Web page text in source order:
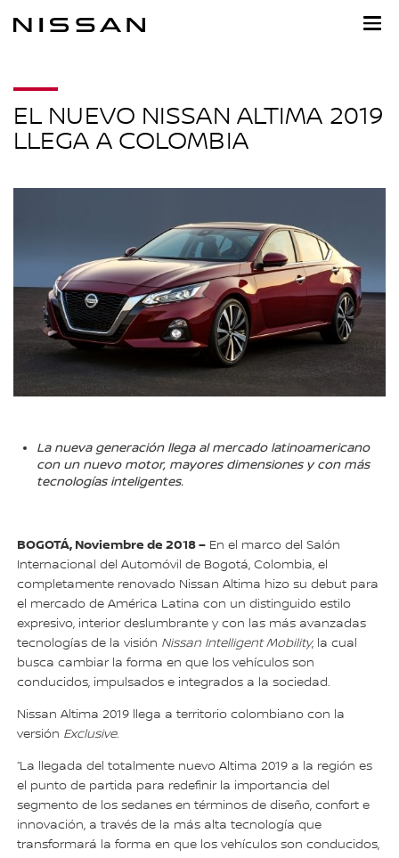
EL NUEVO NISSAN ALTIMA 2019
LLEGA A COLOMBIA
La nueva generación llega al mercado latinoamericano
con un nuevo motor, mayores dimensiones y con más
tecnologías inteligentes.
BOGOTÁ, Noviembre de 2018 – En el marco del Salón
Internacional del Automóvil de Bogotá, Colombia, el
completamente renovado Nissan Altima hizo su debut para
el mercado de América Latina con un distinguido estilo
expresivo, interior deslumbrante y con las más avanzadas
tecnologías de la visión Nissan Intelligent Mobility, la cual
busca cambiar la forma en que los vehículos son
conducidos, impulsados e integrados a la sociedad.
Nissan Altima 2019 llega a territorio colombiano con la
versión Exclusive.
“La llegada del totalmente nuevo Altima 2019 a la región es
el punto de partida para redefinir la importancia del
segmento de los sedanes en términos de diseño, confort e
innovación, a través de la más alta tecnología que
transformará la forma en que los vehículos son conducidos,